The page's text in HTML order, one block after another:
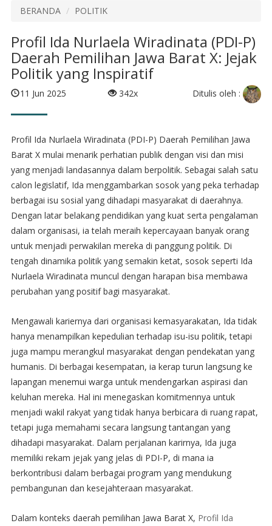
BERANDA POLITIK
Profil Ida Nurlaela Wiradinata (PDI-P)
Daerah Pemilihan Jawa Barat X: Jejak
Politik yang Inspiratif
11 Jun 2025 342x Ditulis oleh :
Profil Ida Nurlaela Wiradinata (PDI-P) Daerah Pemilihan Jawa
Barat X mulai menarik perhatian publik dengan visi dan misi
yang menjadi landasannya dalam berpolitik. Sebagai salah satu
calon legislatif, Ida menggambarkan sosok yang peka terhadap
berbagai isu sosial yang dihadapi masyarakat di daerahnya.
Dengan latar belakang pendidikan yang kuat serta pengalaman
dalam organisasi, ia telah meraih kepercayaan banyak orang
untuk menjadi perwakilan mereka di panggung politik. Di
tengah dinamika politik yang semakin ketat, sosok seperti Ida
Nurlaela Wiradinata muncul dengan harapan bisa membawa
perubahan yang positif bagi masyarakat.
Mengawali kariernya dari organisasi kemasyarakatan, Ida tidak
hanya menampilkan kepedulian terhadap isu-isu politik, tetapi
juga mampu merangkul masyarakat dengan pendekatan yang
humanis. Di berbagai kesempatan, ia kerap turun langsung ke
lapangan menemui warga untuk mendengarkan aspirasi dan
keluhan mereka. Hal ini menegaskan komitmennya untuk
menjadi wakil rakyat yang tidak hanya berbicara di ruang rapat,
tetapi juga memahami secara langsung tantangan yang
dihadapi masyarakat. Dalam perjalanan karirnya, Ida juga
memiliki rekam jejak yang jelas di PDI-P, di mana ia
berkontribusi dalam berbagai program yang mendukung
pembangunan dan kesejahteraan masyarakat.
Dalam konteks daerah pemilihan Jawa Barat X, Profil Ida